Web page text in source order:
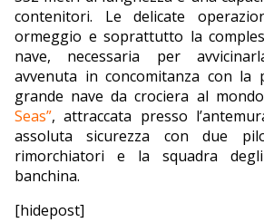
contenitori. Le delicate
ormeggio e soprattutto la
nave, necessaria per
avvenuta in concomitanza con la
grande nave da crociera al
Seas”, attraccata presso
assoluta sicurezza con due
rimorchiatori e la squadra
banchina.
[hidepost]